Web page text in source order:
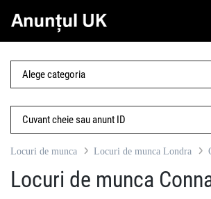
Locuri de munca Locuri de munca Londra
Locuri de munca